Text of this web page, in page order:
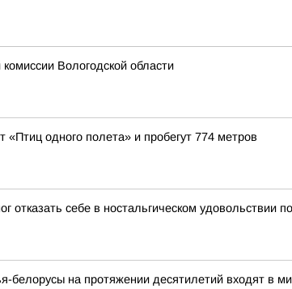
Вологодской области
одного полета» и пробегут 774 метров
отказать себе в ностальгическом удовольствии
белорусы на протяжении десятилетий входят в